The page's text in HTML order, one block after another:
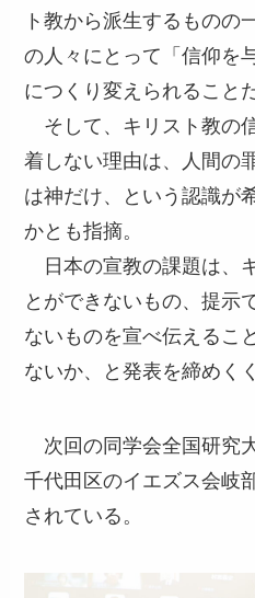
ト教から派生するものの
の人々にとって「信仰を
につくり変えられること
そして、キリスト教の
着しない理由は、人間の
は神だけ、という認識が
かとも指摘。
日本の宣教の課題は、
とができないもの、提示
ないものを宣べ伝えるこ
ないか、と発表を締めく
次回の同学会全国研究
千代田区のイエズス会岐
されている。